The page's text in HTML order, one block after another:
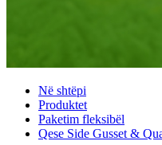
Në shtëpi
Produktet
Paketim fleksibël
Qese Side Gusset &